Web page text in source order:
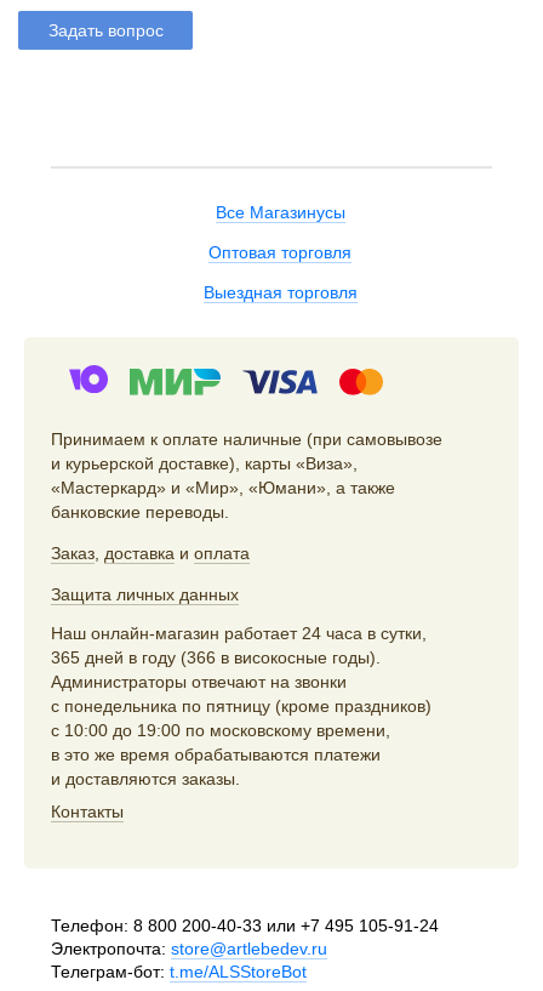
Задать вопрос
Все Магазинусы
Оптовая торговля
Выездная торговля
Принимаем к оплате наличные (при самовывозе
и курьерской доставке), карты «Виза»,
«Мастеркард» и «Мир», «Юмани», а также
банковские переводы.
Заказ доставка и оплата
Защита личных данных
Наш онлайн-магазин работает 24 часа в сутки,
365 дней в году (366 в високосные годы).
Администраторы отвечают на звонки
с понедельника по пятницу (кроме праздников)
с 10:00 до 19:00 по московскому времени,
в это же время обрабатываются платежи
и доставляются заказы.
Контакты
Телефон: 8 800 200-40-33 или +7 495 105-91-24
Электропочта: store@artlebedev.ru
Телеграм-бот: t.me/ALSStoreBot